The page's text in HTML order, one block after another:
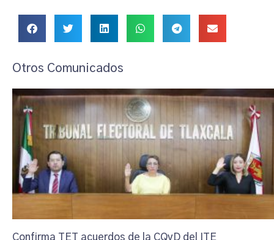
Otros Comunicados
Confirma TET acuerdos de la CQyD del ITE